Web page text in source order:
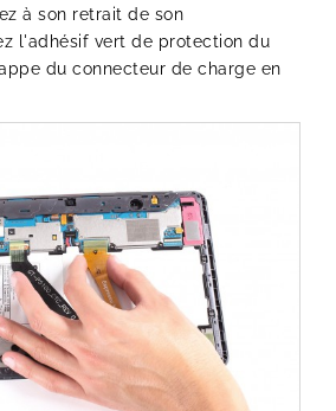
à son retrait de son
l'adhésif vert de protection du
du connecteur de charge en